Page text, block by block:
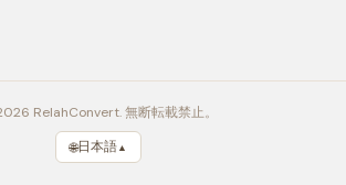
RelahConvert. 無断転載禁止。
🌐日本語▲